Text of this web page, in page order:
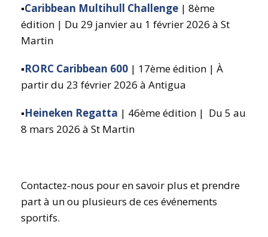
▪️Caribbean Multihull Challenge | 8ème
édition | Du 29 janvier au 1 février 2026 à St
Martin
▪️RORC Caribbean 600 | 17ème édition | À
partir du 23 février 2026 à Antigua
▪️Heineken Regatta | 46ème édition | Du 5 au
8 mars 2026 à St Martin
Contactez-nous pour en savoir plus et prendre
part à un ou plusieurs de ces événements
sportifs.